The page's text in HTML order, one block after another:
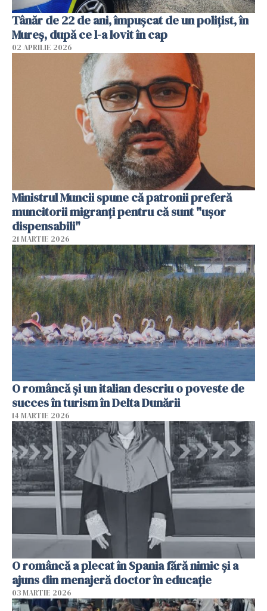
Tânăr de 22 de ani, împușcat de un polițist, în
Mureș, după ce l-a lovit în cap
02 APRILIE 2026
Ministrul Muncii spune că patronii preferă
muncitorii migranți pentru că sunt "uşor
dispensabili"
21 MARTIE 2026
O româncă și un italian descriu o poveste de
succes în turism în Delta Dunării
14 MARTIE 2026
O româncă a plecat în Spania fără nimic și a
ajuns din menajeră doctor în educație
03 MARTIE 2026